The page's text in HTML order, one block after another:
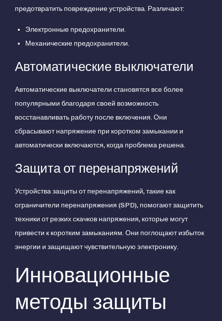
предотвратить повреждение устройства. Различают:
Электронные предохранители.
Механические предохранители.
Автоматические выключатели
Автоматические выключатели становятся все более
популярными благодаря своей возможность
восстанавливать работу после включения. Они
сбрасывают напряжение при коротком замыкании и
автоматически включаются, когда проблема решена.
Защита от перенапряжений
Устройства защиты от перенапряжений, такие как
ограничители перенапряжения (SPD), помогают защитить
техники от резких скачков напряжения, которые могут
привести к коротким замыканиям. Они поглощают избыток
энергии и защищают чувствительную электронику.
Инновационные
методы защиты